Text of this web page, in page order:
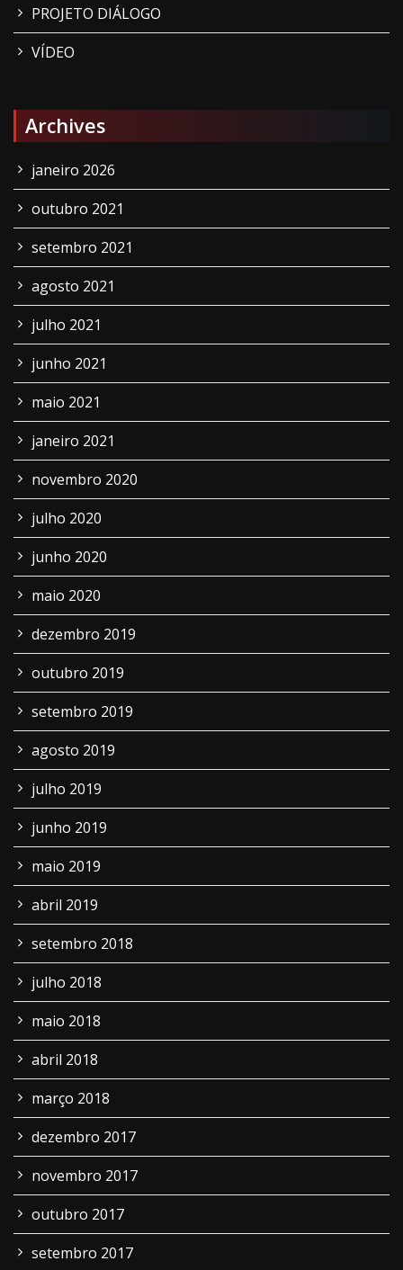
PROJETO DIÁLOGO
VÍDEO
Archives
janeiro 2026
outubro 2021
setembro 2021
agosto 2021
julho 2021
junho 2021
maio 2021
janeiro 2021
novembro 2020
julho 2020
junho 2020
maio 2020
dezembro 2019
outubro 2019
setembro 2019
agosto 2019
julho 2019
junho 2019
maio 2019
abril 2019
setembro 2018
julho 2018
maio 2018
abril 2018
março 2018
dezembro 2017
novembro 2017
outubro 2017
setembro 2017